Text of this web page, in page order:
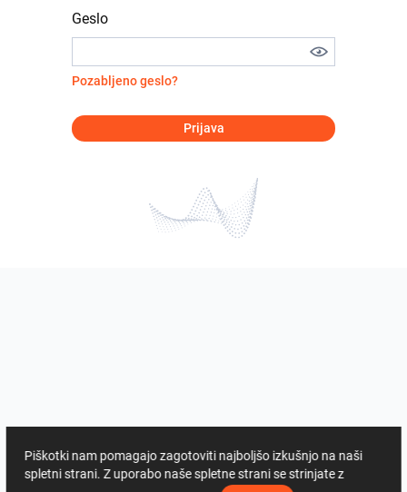
Geslo
Pozabljeno geslo?
Prijava
Piškotki nam pomagajo zagotoviti najboljšo izkušnjo na naši
spletni strani. Z uporabo naše spletne strani se strinjate z